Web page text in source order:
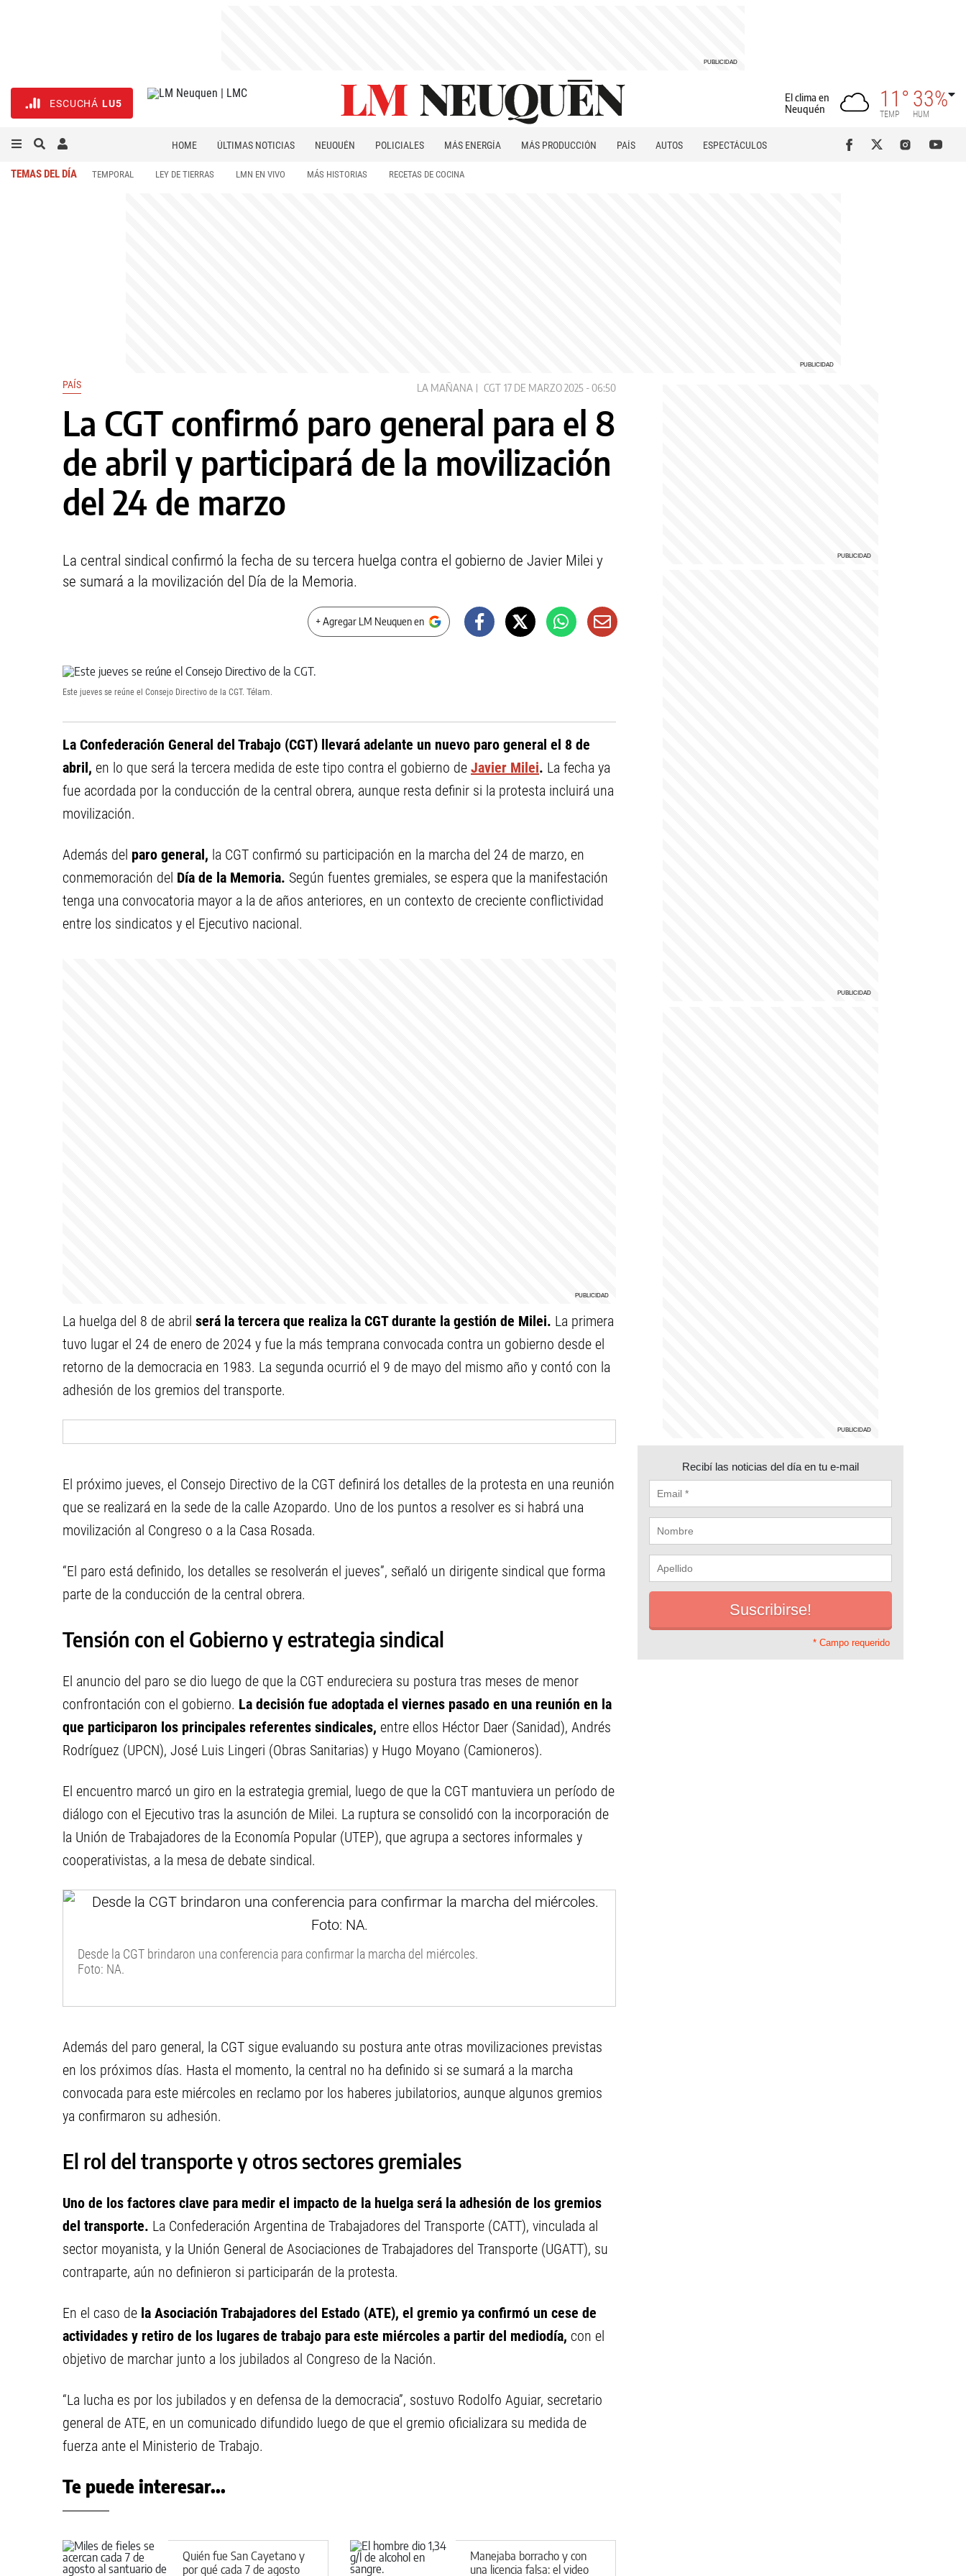
ESCUCHÁ LU5
El clima en
Neuquén
11°
TEMP
33%
HUM
HOME ÚLTIMAS NOTICIAS NEUQUÉN POLICIALES MÁS ENERGÍA MÁS PRODUCCIÓN PAÍS AUTOS
ESPECTÁCULOS
TEMAS DEL DÍA TEMPORAL LEY DE TIERRAS LMN EN VIVO MÁS HISTORIAS RECETAS DE COCINA
PAÍS LA MAÑANA CGT 17 DE MARZO 2025 - 06:50
La CGT confirmó paro general para el 8
de abril y participará de la movilización
del 24 de marzo
La central sindical confirmó la fecha de su tercera huelga contra el gobierno de Javier Milei y
se sumará a la movilización del Día de la Memoria.
+ Agregar LM Neuquen en
Este jueves se reúne el Consejo Directivo de la CGT. Télam.
La Confederación General del Trabajo (CGT) llevará adelante un nuevo paro general el 8 de
abril, en lo que será la tercera medida de este tipo contra el gobierno de Javier Milei. La fecha ya
fue acordada por la conducción de la central obrera, aunque resta definir si la protesta incluirá una
movilización.
Además del paro general, la CGT confirmó su participación en la marcha del 24 de marzo, en
conmemoración del Día de la Memoria. Según fuentes gremiales, se espera que la manifestación
tenga una convocatoria mayor a la de años anteriores, en un contexto de creciente conflictividad
entre los sindicatos y el Ejecutivo nacional.
La huelga del 8 de abril será la tercera que realiza la CGT durante la gestión de Milei. La primera
tuvo lugar el 24 de enero de 2024 y fue la más temprana convocada contra un gobierno desde el
retorno de la democracia en 1983. La segunda ocurrió el 9 de mayo del mismo año y contó con la
adhesión de los gremios del transporte.
El próximo jueves, el Consejo Directivo de la CGT definirá los detalles de la protesta en una reunión
que se realizará en la sede de la calle Azopardo. Uno de los puntos a resolver es si habrá una
movilización al Congreso o a la Casa Rosada.
“El paro está definido, los detalles se resolverán el jueves”, señaló un dirigente sindical que forma
parte de la conducción de la central obrera.
Tensión con el Gobierno y estrategia sindical
El anuncio del paro se dio luego de que la CGT endureciera su postura tras meses de menor
confrontación con el gobierno. La decisión fue adoptada el viernes pasado en una reunión en la
que participaron los principales referentes sindicales, entre ellos Héctor Daer (Sanidad), Andrés
Rodríguez (UPCN), José Luis Lingeri (Obras Sanitarias) y Hugo Moyano (Camioneros).
El encuentro marcó un giro en la estrategia gremial, luego de que la CGT mantuviera un período de
diálogo con el Ejecutivo tras la asunción de Milei. La ruptura se consolidó con la incorporación de
la Unión de Trabajadores de la Economía Popular (UTEP), que agrupa a sectores informales y
cooperativistas, a la mesa de debate sindical.
Desde la CGT brindaron una conferencia para confirmar la marcha del miércoles.
Foto: NA.
Además del paro general, la CGT sigue evaluando su postura ante otras movilizaciones previstas
en los próximos días. Hasta el momento, la central no ha definido si se sumará a la marcha
convocada para este miércoles en reclamo por los haberes jubilatorios, aunque algunos gremios
ya confirmaron su adhesión.
El rol del transporte y otros sectores gremiales
Uno de los factores clave para medir el impacto de la huelga será la adhesión de los gremios
del transporte. La Confederación Argentina de Trabajadores del Transporte (CATT), vinculada al
sector moyanista, y la Unión General de Asociaciones de Trabajadores del Transporte (UGATT), su
contraparte, aún no definieron si participarán de la protesta.
En el caso de la Asociación Trabajadores del Estado (ATE), el gremio ya confirmó un cese de
actividades y retiro de los lugares de trabajo para este miércoles a partir del mediodía, con el
objetivo de marchar junto a los jubilados al Congreso de la Nación.
“La lucha es por los jubilados y en defensa de la democracia”, sostuvo Rodolfo Aguiar, secretario
general de ATE, en un comunicado difundido luego de que el gremio oficializara su medida de
fuerza ante el Ministerio de Trabajo.
Te puede interesar...
Quién fue San Cayetano y
por qué cada 7 de agosto
Manejaba borracho y con
una licencia falsa: el video
Recibí las noticias del día en tu e-mail
* Campo requerido